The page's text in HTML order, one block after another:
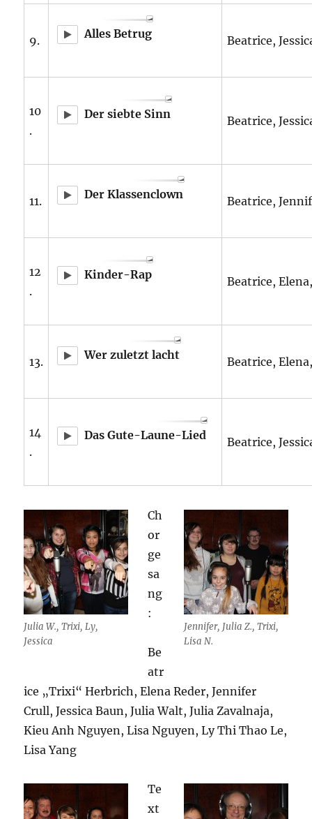
9. Alles Betrug Beatrice,
10
.
Der siebte Sinn Beatrice,
11. Der Klassenclown Beatrice,
12
.
Kinder-Rap Beatrice,
13. Wer zuletzt lacht Beatrice,
14
.
Das Gute-Laune-Lied Beatrice,
Julia W., Trixi, Ly,
Jessica
Jennifer, Julia Z., Trixi,
Lisa N.
Ch
or
ge
sa
ng
:
Be
atr
ice „Trixi“ Herbrich, Elena Reder, Jennifer
Crull, Jessica Baun, Julia Walt, Julia Zavalnaja,
Kieu Anh Nguyen, Lisa Nguyen, Ly Thi Thao Le,
Lisa Yang
Te
xt